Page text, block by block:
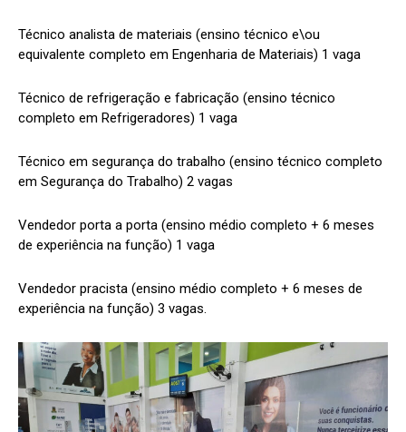
Técnico analista de materiais (ensino técnico e\ou
equivalente completo em Engenharia de Materiais) 1 vaga
Técnico de refrigeração e fabricação (ensino técnico
completo em Refrigeradores) 1 vaga
Técnico em segurança do trabalho (ensino técnico completo
em Segurança do Trabalho) 2 vagas
Vendedor porta a porta (ensino médio completo + 6 meses
de experiência na função) 1 vaga
Vendedor pracista (ensino médio completo + 6 meses de
experiência na função) 3 vagas.